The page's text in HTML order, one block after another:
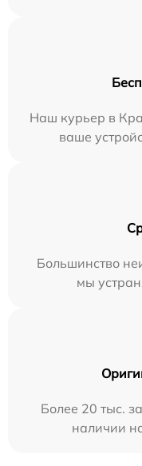
Наш курьер в
ваше
Большинство
мы
Более 20 тыс.
наличии